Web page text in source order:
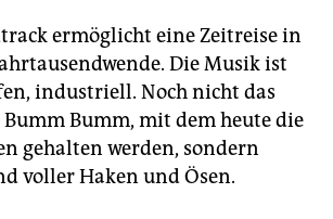
ermöglicht eine Zeitreise in
Die Musik ist
industriell. Noch nicht das
Bumm Bumm, mit dem heute die
gehalten werden, sondern
voller Haken und Ösen.